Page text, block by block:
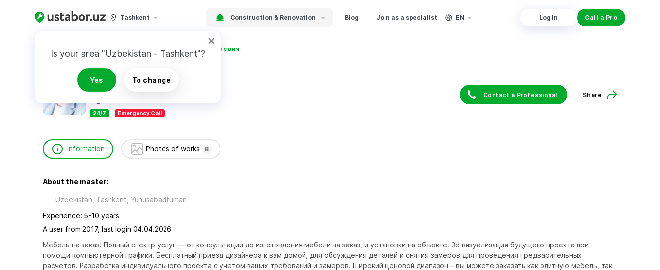
Tashkent Construction & Renovation Blog Join as a specialist EN Log In Call a Pro
Is your area "Uzbekistan - Tashkent"?
Yes To change
Home Construction & Renovation Олег Игоревич
Олег Игоревич
24/7 Emergency Call
Contact a Professional Share
Information Photos of works 8
About the master:
Uzbekistan, Tashkent, Yunusabadtuman
Experience: 5-10 years
A user from 2017, last login 04.04.2026
Мебель на заказ! Полный спектр услуг — от консультации до изготовления мебели на заказ, и установки на объекте. 3d визуализация будущего проекта при
помощи компьютерной графики. Бесплатный приезд дизайнера к вам домой, для обсуждения деталей и снятия замеров для проведения предварительных
расчетов. Разработка индивидуального проекта с учетом ваших требований и замеров. Широкий ценовой диапазон – вы можете заказать как элитную мебель, так